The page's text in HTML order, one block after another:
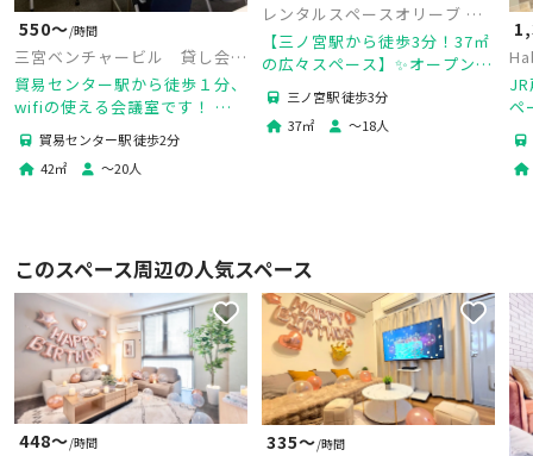
550〜/時間
三宮ベンチャービル 貸し会議
室
貿易センター駅から徒歩１分、
wifiの使える会議室です！ プ
ロジェクターも無料で使えま
す。 グリーンバックも利用で
きます。
貿易センター駅 徒歩2分
42㎡ 〜20人
レンタルスペースオリーブ 三
ノ宮店
【三ノ宮駅から徒歩3分！37㎡
の広々スペース】✨オープン特
価で地域最安値！✨テレワー
ク、会議、商談に最適！📅当日
予約◎
三ノ宮駅 徒歩3分
37㎡ 〜18人
ペ
ペ
このスペース周辺の人気スペース
448〜/時間 335〜/時間